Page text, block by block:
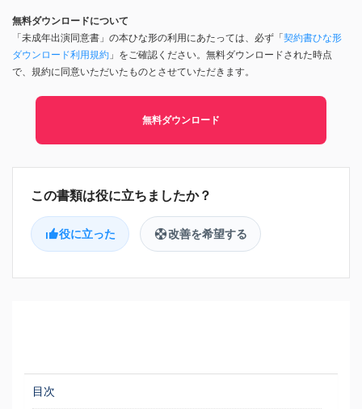
無料ダウンロードについて
「未成年出演同意書」の本ひな形の利用にあたっては、必ず「契約書ひな形
ダウンロード利用規約 」をご確認ください。無料ダウンロードされた時点
で、規約に同意いただいたものとさせていただきます。
無料ダウンロード
役に立った 改善を希望する
目次